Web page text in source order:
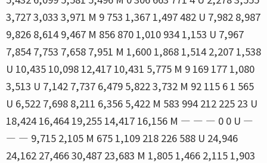
3,727 3,033 3,971 M 9 753 1,367 1,497 482 U 7,982 8,987
9,826 8,614 9,467 M 856 870 1,010 934 1,153 U 7,967
7,854 7,753 7,658 7,951 M 1,600 1,868 1,514 2,207 1,538
U 10,435 10,098 12,417 10,431 5,775 M 9 169 177 1,080
3,513 U 7,142 7,737 6,479 5,822 3,732 M 92 115 6 1 565
U 6,522 7,698 8,211 6,356 5,422 M 583 994 212 225 23 U
18,424 16,464 19,255 14,417 16,156 M ― ― ― 0 0 U ―
― ― 9,715 2,105 M 675 1,109 218 226 588 U 24,946
24,162 27,466 30,487 23,683 M 1,805 1,466 2,115 1,903